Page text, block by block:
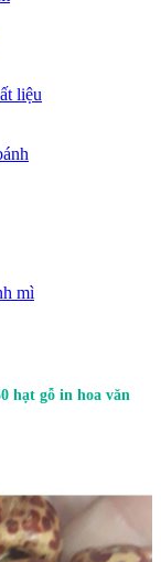
liệu
mì
hạt gỗ in hoa văn